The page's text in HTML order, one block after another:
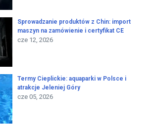
Sprowadzanie produktów z Chin: import
maszyn na zamówienie i certyfikat CE
cze 12, 2026
Termy Cieplickie: aquaparki w Polsce i
atrakcje Jeleniej Góry
cze 05, 2026